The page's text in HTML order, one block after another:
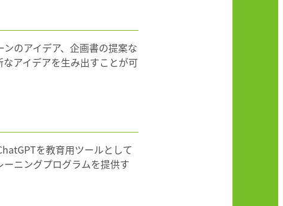
のアイデア、企画書の提案な
アイデアを生み出すことが可
を教育用ツールとして
ニングプログラムを提供す